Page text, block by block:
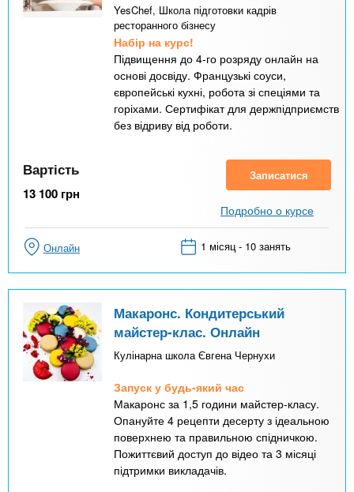
YesChef, Школа підготовки кадрів
ресторанного бізнесу
Набір на курс!
Підвищення до 4-го розряду онлайн на
основі досвіду. Французькі соуси,
європейські кухні, робота зі спеціями та
горіхами. Сертифікат для держпідприємств
без відриву від роботи.
Вартість
13 100 грн
Записатися
Подробно о курсе
Онлайн 1 місяц - 10 занять
Макаронс. Кондитерський
майстер-клас. Онлайн
Кулінарна школа Євгена Чернухи
Запуск у будь-який час
Макаронс за 1,5 години майстер-класу.
Опануйте 4 рецепти десерту з ідеальною
поверхнею та правильною спідничкою.
Пожиттєвий доступ до відео та 3 місяці
підтримки викладачів.